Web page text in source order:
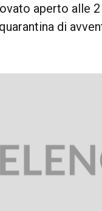
aperto alle
di